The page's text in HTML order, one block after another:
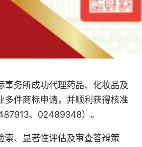
事务所成功代理药品、化妆品及
多件商标申请，并顺利获得核准
、02489348）。
索、显著性评估及审查答辩策